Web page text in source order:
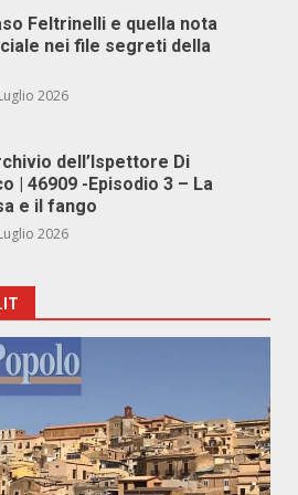
Feltrinelli e quella nota
nei file segreti della
2026
dell’Ispettore Di
| 46909 -Episodio 3 – La
e il fango
2026